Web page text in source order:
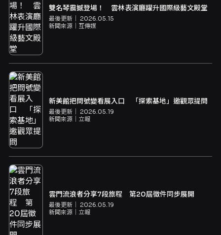
雙名琴震撼登場！ 雲林表演廳躍升國際級藝文殿堂
最後更新｜ 2026.05.15
新聞來源｜ 互傳媒
新美館把問號變看展入口 「探索基地」邀觀眾提問
最後更新｜ 2026.05.19
新聞來源｜ 立報
雲門流浪者分享7段旅程 第20屆徵件同步展開
最後更新｜ 2026.05.19
新聞來源｜ 立報